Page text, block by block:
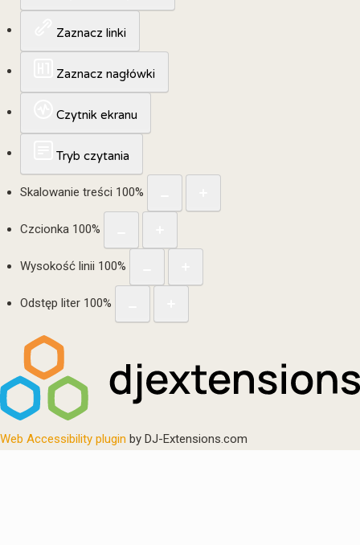
Zaznacz linki
Zaznacz nagłówki
Czytnik ekranu
Tryb czytania
Skalowanie treści 100%
Czcionka 100%
Wysokość linii 100%
Odstęp liter 100%
Web Accessibility plugin by DJ-Extensions.com